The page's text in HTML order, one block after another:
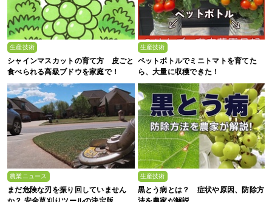
生産技術
シャインマスカットの育て方 皮ごと
食べられる高級ブドウを家庭で！
生産技術
ペットボトルでミニトマトを育てた
ら、大量に収穫できた！
農業ニュース
まだ危険な刃を振り回していません
生産技術
黒とう病とは？ 症状や原因、防除方